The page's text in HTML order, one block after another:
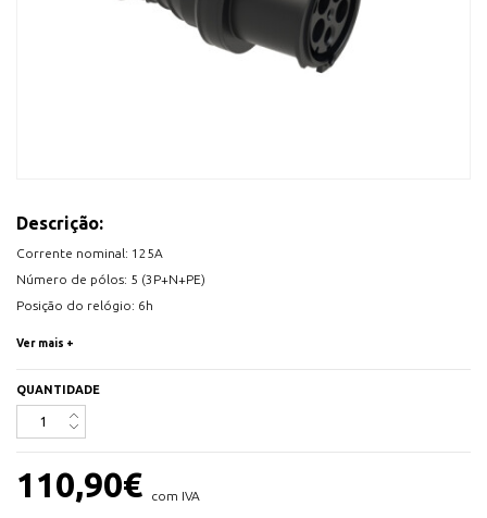
Descrição:
Corrente nominal: 125A
Número de pólos: 5 (3P+N+PE)
Posição do relógio: 6h
Tecnologia de conexão: terminais de estrutura com parafusos
Classe de proteção IP: IP66/IP67
Ver mais +
QUANTIDADE
110,90€ com IVA